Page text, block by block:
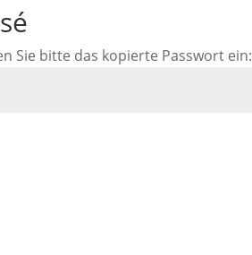
Sie bitte das kopierte Passwort ein: